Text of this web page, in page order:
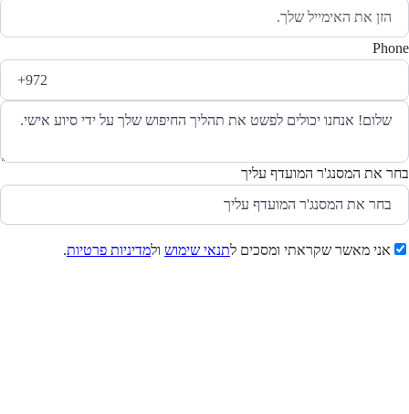
Phone
בחר את המסנג'ר המועדף עליך
אני מאשר שקראתי ומסכים לתנאי שימוש ולמדיניות פרטיות.